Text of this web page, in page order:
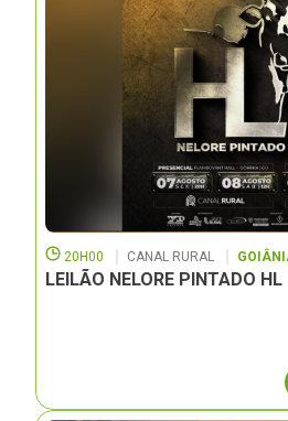
20H00 CANAL RURAL
LEILÃO NELORE PINTADO HL